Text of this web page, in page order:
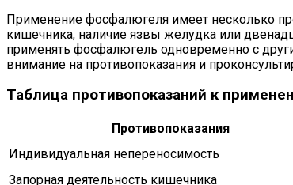
Применение фосфалюгеля имеет несколько
кишечника, наличие язвы желудка или
применять фосфалюгель одновременно с
внимание на противопоказания и
Таблица противопоказаний к
Противопоказания
Индивидуальная непереносимость
Запорная деятельность кишечника